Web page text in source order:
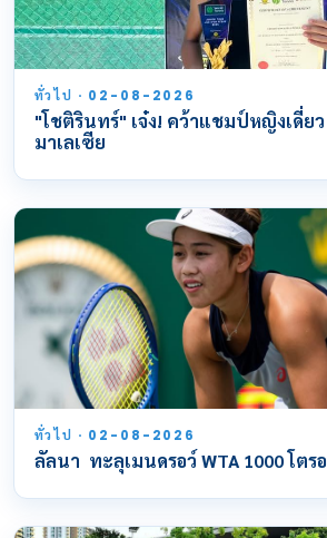
ทั่วไป · 02-08-2026
"โชติรินทร์" เจ๋ง! คว้าแชมป์หญิงเดี่ยว
มาเลเซีย
ทั่วไป · 02-08-2026
ลัลนา ทะลุเมนดรอว์ WTA 1000 โตร